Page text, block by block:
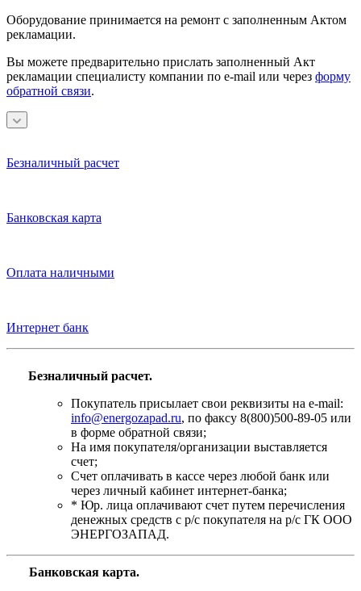
Оборудование принимается на ремонт с заполненным Актом
рекламации.
Вы можете предварительно прислать заполненный Акт
рекламации специалисту компании по e-mail или через форму
обратной связи.
Безналичный расчет
Банковская карта
Оплата наличными
Интернет банк
Безналичный расчет.
Покупатель присылает свои реквизиты на e-mail:
info@energozapad.ru, по факсу 8(800)500-89-05 или
в форме обратной связи;
На имя покупателя/организации выставляется
счет;
Счет оплачивать в кассе через любой банк или
через личный кабинет интернет-банка;
* Юр. лица оплачивают счет путем перечисления
денежных средств с р/с покупателя на р/с ГК ООО
ЭНЕРГОЗАПАД.
Банковская карта.